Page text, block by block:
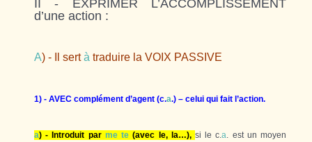
II - EXPRIMER L’ACCOMPLISSEMENT
d’une action :
A) - Il sertà traduire la VOIX PASSIVE
1) - AVEC complément d’agent (c.a.) – celui qui fait l’action.
a) - Introduit par me te (avec le, la…), si le c.a. est un moyen